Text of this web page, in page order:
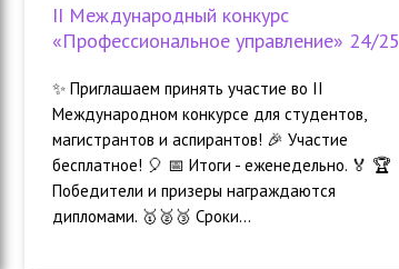
II Международный конкурс
«Профессиональное управление» 24/25
✨ Приглашаем принять участие во II
Международном конкурсе для студентов,
магистрантов и аспирантов! 🎉 Участие
бесплатное! 🎈 📅 Итоги - еженедельно. 🏅 🏆
Победители и призеры награждаются
дипломами. 🥇🥈🥉 Сроки...